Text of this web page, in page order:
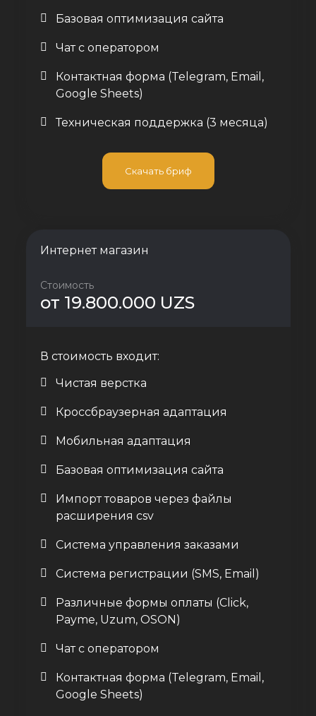
Базовая оптимизация сайта
Чат с оператором
Контактная форма (Telegram, Email,
Google Sheets)
Техническая поддержка (3 месяца)
Скачать бриф
Интернет магазин
от 19.800.000 UZS
Стоимость
В стоимость входит:
Чистая верстка
Кроссбраузерная адаптация
Мобильная адаптация
Базовая оптимизация сайта
Импорт товаров через файлы
расширения csv
Система управления заказами
Система регистрации (SMS, Email)
Различные формы оплаты (Click,
Payme, Uzum, OSON)
Чат с оператором
Контактная форма (Telegram, Email,
Google Sheets)